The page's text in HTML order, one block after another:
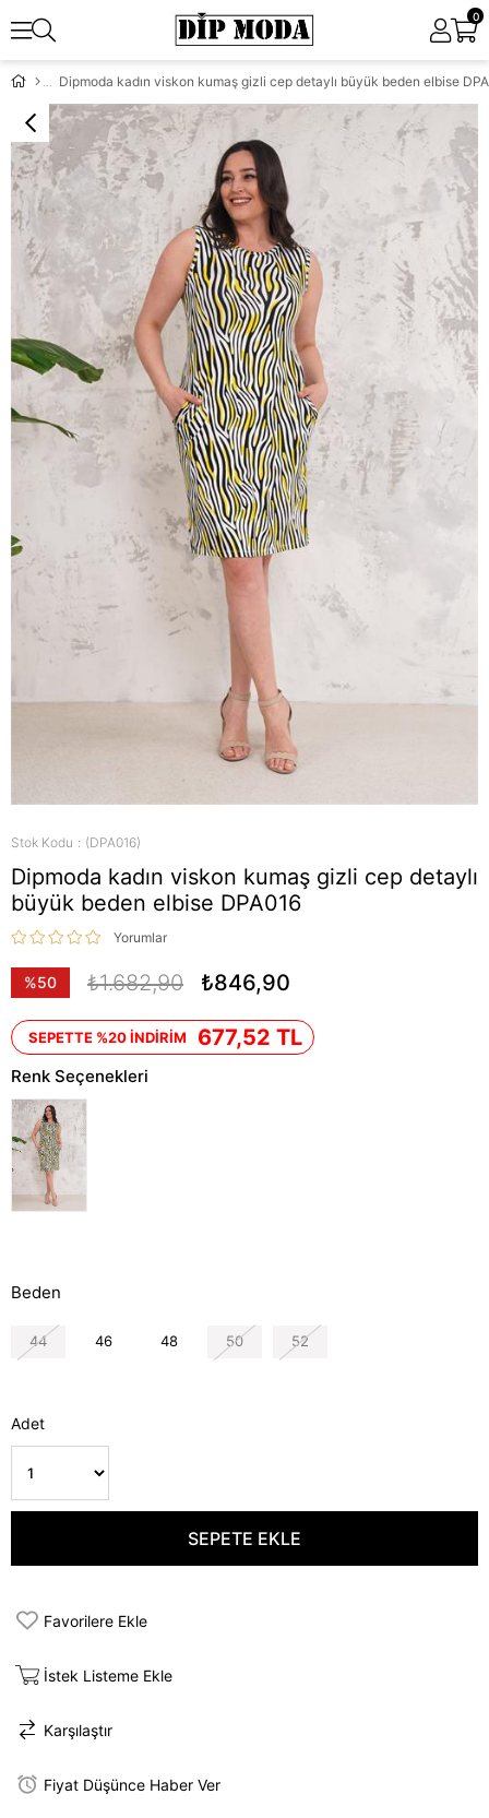
0
Dipmoda kadın viskon kumaş gizli cep detaylı büyük beden elbise
Stok Kodu (DPA016)
Dipmoda kadın viskon kumaş gizli cep detaylı
büyük beden elbise DPA016
Yorumlar
%50
₺1.682,90 ₺846,90
SEPETTE %20 İNDİRİM 677,52 TL
Renk Seçenekleri
Beden
44 46 48 50 52
Adet
Favorilere Ekle
İstek Listeme Ekle
Karşılaştır
Fiyat Düşünce Haber Ver